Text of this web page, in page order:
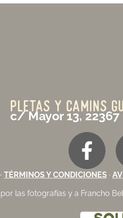
PLETAS Y CAMINS
c/ Mayor 13, 22367
· TÉRMINOS Y CONDICIONES ·
por las fotografías y a Francho